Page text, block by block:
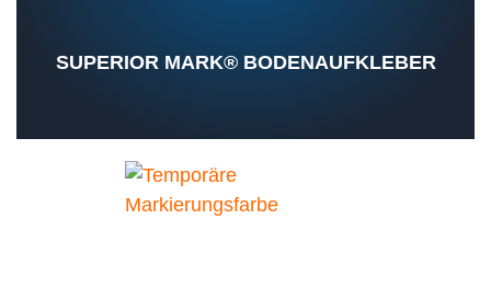
SUPERIOR MARK® BODENAUFKLEBER